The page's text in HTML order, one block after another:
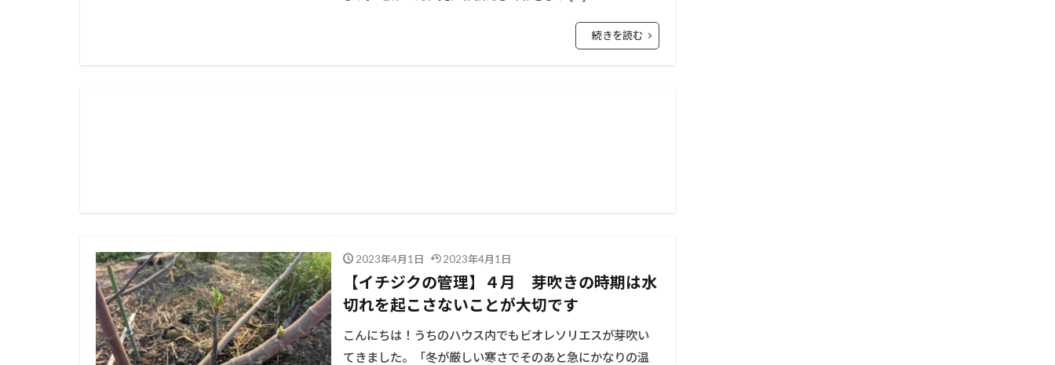
続きを読む
2023年4月1日 2023年4月1日
【イチジクの管理】４月 芽吹きの時期は水
切れを起こさないことが大切です
こんにちは！うちのハウス内でもビオレソリエスが芽吹い
てきました。「冬が厳しい寒さでそのあと急にかなりの温